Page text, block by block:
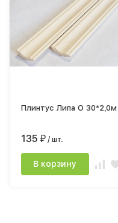
Плинтус Липа О 30*2,0м
135₽ / шт.
В корзину